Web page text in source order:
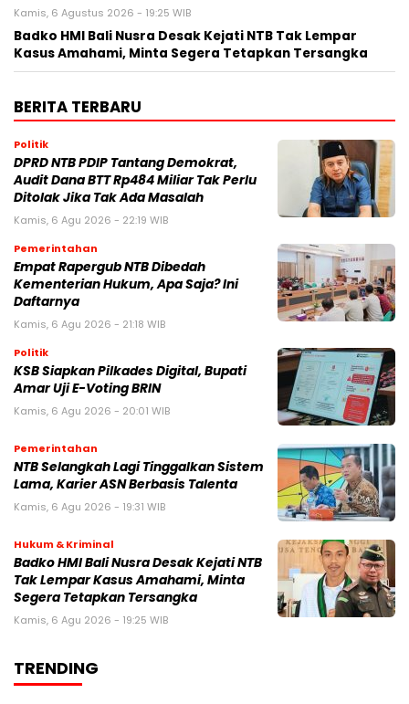
Kamis, 6 Agustus 2026 - 19:25 WIB
Badko HMI Bali Nusra Desak Kejati NTB Tak Lempar
Kasus Amahami, Minta Segera Tetapkan Tersangka
BERITA TERBARU
Politik
DPRD NTB PDIP Tantang Demokrat,
Audit Dana BTT Rp484 Miliar Tak Perlu
Ditolak Jika Tak Ada Masalah
Kamis, 6 Agu 2026 - 22:19 WIB
Pemerintahan
Empat Rapergub NTB Dibedah
Kementerian Hukum, Apa Saja? Ini
Daftarnya
Kamis, 6 Agu 2026 - 21:18 WIB
Politik
KSB Siapkan Pilkades Digital, Bupati
Amar Uji E-Voting BRIN
Kamis, 6 Agu 2026 - 20:01 WIB
Pemerintahan
NTB Selangkah Lagi Tinggalkan Sistem
Lama, Karier ASN Berbasis Talenta
Kamis, 6 Agu 2026 - 19:31 WIB
Hukum & Kriminal
Badko HMI Bali Nusra Desak Kejati NTB
Tak Lempar Kasus Amahami, Minta
Segera Tetapkan Tersangka
Kamis, 6 Agu 2026 - 19:25 WIB
TRENDING